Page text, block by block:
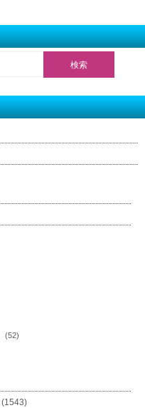
(52)
(1543)